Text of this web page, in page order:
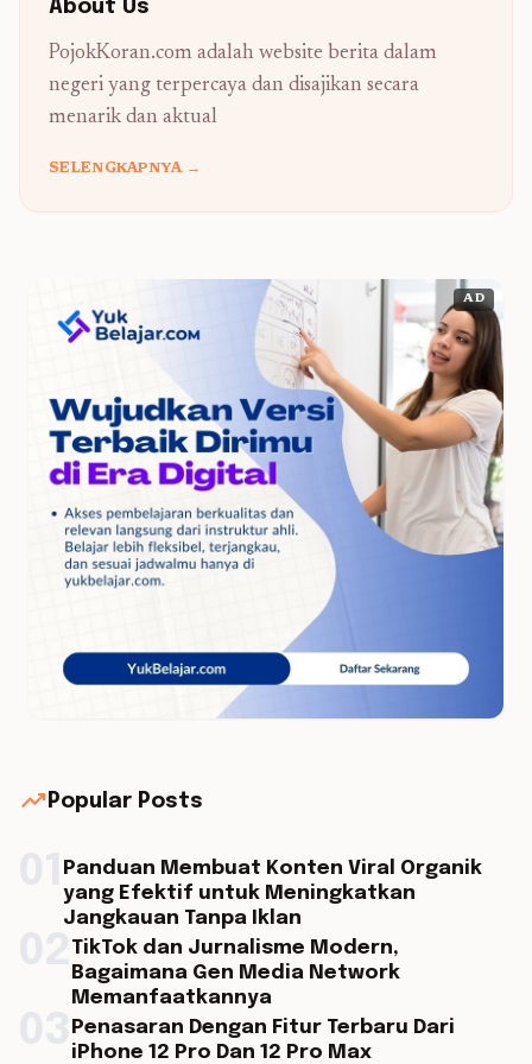
About Us
PojokKoran.com adalah website berita dalam
negeri yang terpercaya dan disajikan secara
menarik dan aktual
SELENGKAPNYA →
AD
trending_up Popular Posts
Panduan Membuat Konten Viral Organik
yang Efektif untuk Meningkatkan
Jangkauan Tanpa Iklan
TikTok dan Jurnalisme Modern,
Bagaimana Gen Media Network
Memanfaatkannya
Penasaran Dengan Fitur Terbaru Dari
iPhone 12 Pro Dan 12 Pro Max